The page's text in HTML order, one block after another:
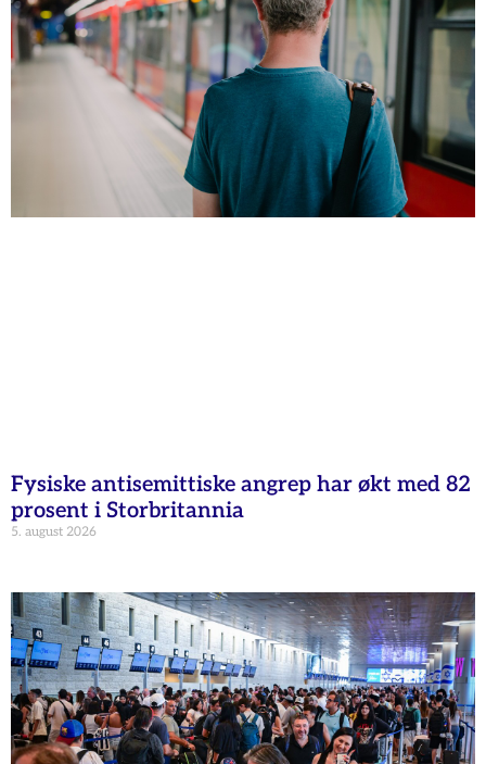
Fysiske antisemittiske angrep har økt med 82
prosent i Storbritannia
5. august 2026